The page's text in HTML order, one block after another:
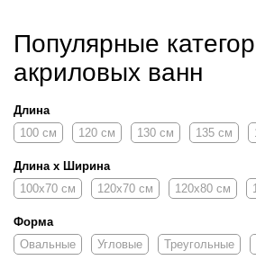
Популярные
акриловых ванн
Длина
100 см
120 см 130 см 135 см
Длина х Ширина
100х70 см
120х70 см 120х80 см
Форма
Овальные
Угловые Треугольные